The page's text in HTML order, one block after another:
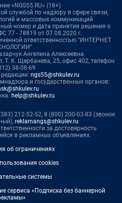
«NGS55.RU» (18+)
службой по надзору в сфере связи,
и массовых коммуникаций
номер и дата принятия решения о
77 - 78819 от 07.08.2020 г.
ответственностью "ИНТЕРНЕТ
Ангелина Алексеевна
Т. К. Щербанева, 25, офис 402, телефон
38-08-69
ngs55@shkulev.ru
и государственных органов:
help@shkulev.ru
212-52-52, 8 (800) 200-03-83 (звонок
reklamangs@shkulev.ru
за достоверность
в рекламных объявлениях.
об ограничениях
cookies
системы
сервиса «Подписка без баннерной